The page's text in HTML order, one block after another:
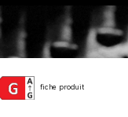
fiche produit